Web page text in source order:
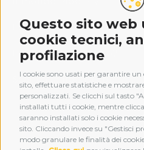
Questo sito web
cookie tecnici,
profilazione
I cookie sono usati per garantire
sito, effettuare statistiche e
personalizzati. Se clicchi sul tasto
installati tutti i cookie, mentre
saranno installati solo i cookie
sito. Cliccando invece su "Gestisci
modo granulare le finalità dei
Legal
Hai bisogno di aiuto?
Scarica la nostra app